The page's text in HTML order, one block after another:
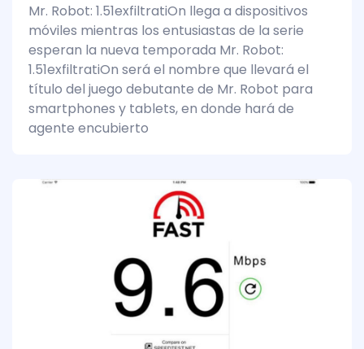
Mr. Robot: 1.51exfiltratiOn llega a dispositivos
móviles mientras los entusiastas de la serie
esperan la nueva temporada Mr. Robot:
1.51exfiltratiOn será el nombre que llevará el
título del juego debutante de Mr. Robot para
smartphones y tablets, en donde hará de
agente encubierto